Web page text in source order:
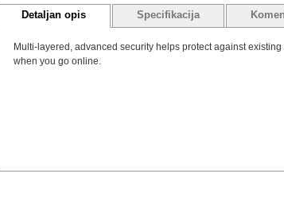
Detaljan opis Specifikacija
Multi-layered, advanced security helps protect against
when you go online.